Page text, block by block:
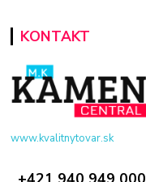
KONTAKT
www.kvalitnytovar.sk